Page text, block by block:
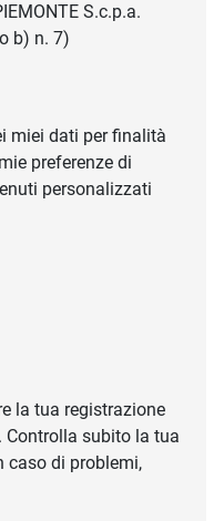
S.c.p.a.
b) n. 7)
miei dati per finalità
preferenze di
personalizzati
la tua registrazione
Controlla subito la tua
caso di problemi,